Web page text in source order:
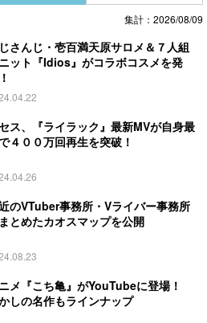
集計：2026/08/09
さんじ・壱百満天原サロメ＆７人組
ット『Idios』がコラボコスメを発
ス、『ライラック』最新MVが自身最
４００万回再生を突破！
のVTuber事務所・Vライバー事務所
とめたカオスマップを公開
メ『こち亀』がYouTubeに登場！
しの名作もラインナップ